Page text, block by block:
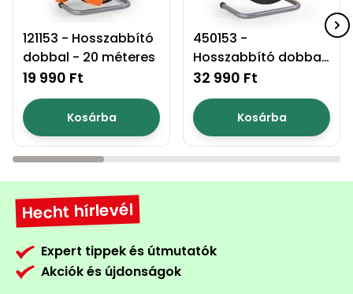
121153 - Hosszabbító
dobbal - 20 méteres
19 990 Ft
Kosárba
450153 -
Hosszabbító dobbal
- 50 méteres
32 990 Ft
Kosárba
Hecht hírlevél
Expert tippek és útmutatók
Akciók és újdonságok